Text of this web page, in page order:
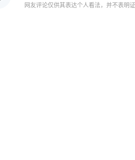
网友评论仅供其表达个人看法，并不表明